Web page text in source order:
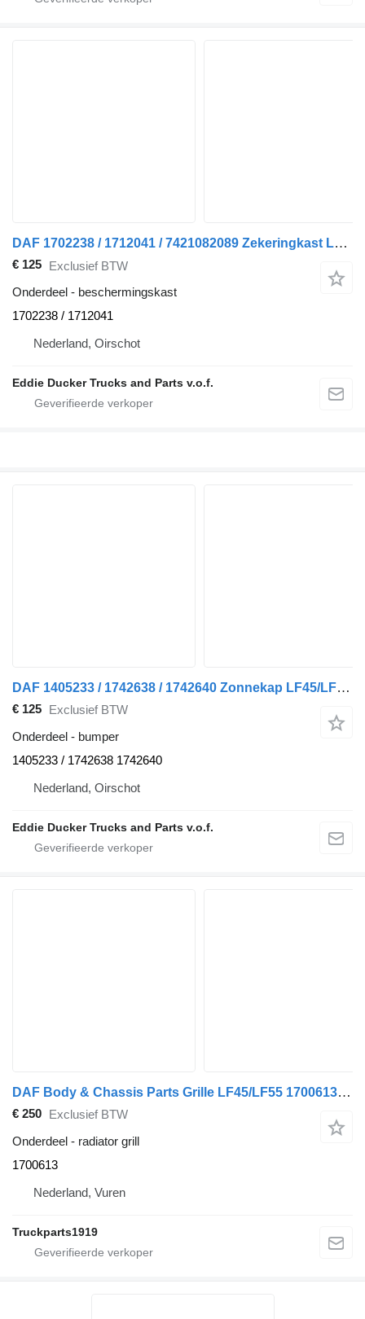
DAF 1702238 / 1712041 / 7421082089 Zekeringkast LF45IV/LF55IV beschermingskast voor DAF LF 45 vrachtwagen
€ 125 Exclusief BTW
Onderdeel - beschermingskast
1702238 / 1712041
Nederland, Oirschot
Eddie Ducker Trucks and Parts v.o.f.
DAF 1405233 / 1742638 / 1742640 Zonnekap LF45/LF55 bumper voor vrachtwagen
€ 125 Exclusief BTW
Onderdeel - bumper
1405233 / 1742638 1742640
Nederland, Oirschot
Eddie Ducker Trucks and Parts v.o.f.
DAF Body & Chassis Parts Grille LF45/LF55 1700613 radiator grill voor vrachtwagen
€ 250 Exclusief BTW
Onderdeel - radiator grill
1700613
Nederland, Vuren
Truckparts1919